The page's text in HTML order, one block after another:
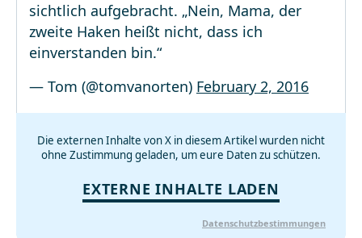
sichtlich aufgebracht. „Nein, Mama, der
zweite Haken heißt nicht, dass ich
einverstanden bin.“
— Tom (@tomvanorten) February 2, 2016
Die externen Inhalte von X in diesem Artikel wurden nicht
ohne Zustimmung geladen, um eure Daten zu schützen.
EXTERNE INHALTE LADEN
Datenschutzbestimmungen